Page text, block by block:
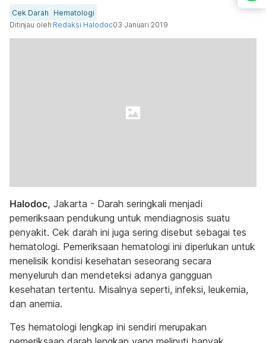
Cek Darah
Hematologi
Ditinjau oleh Redaksi Halodoc03 Januari 2019
Halodoc, Jakarta - Darah seringkali menjadi
pemeriksaan pendukung untuk mendiagnosis suatu
penyakit. Cek darah ini juga sering disebut sebagai tes
hematologi. Pemeriksaan hematologi ini diperlukan untuk
menelisik kondisi kesehatan seseorang secara
menyeluruh dan mendeteksi adanya gangguan
kesehatan tertentu. Misalnya seperti, infeksi, leukemia,
dan anemia.
Tes hematologi lengkap ini sendiri merupakan